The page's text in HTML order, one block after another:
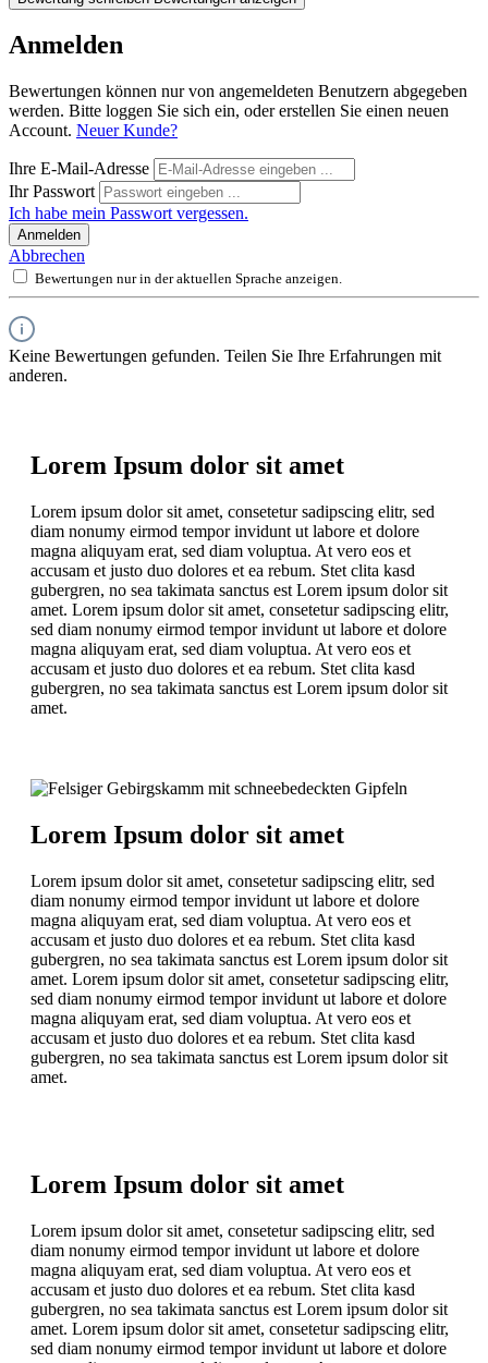
Anmelden
Bewertungen können nur von angemeldeten Benutzern abgegeben
werden. Bitte loggen Sie sich ein, oder erstellen Sie einen neuen
Account. Neuer Kunde?
Ihre E-Mail-Adresse
Ihr Passwort
Ich habe mein Passwort vergessen.
Anmelden
Abbrechen
Bewertungen nur in der aktuellen Sprache anzeigen.
Keine Bewertungen gefunden. Teilen Sie Ihre Erfahrungen mit
anderen.
Lorem Ipsum dolor sit amet
Lorem ipsum dolor sit amet, consetetur sadipscing elitr, sed
diam nonumy eirmod tempor invidunt ut labore et dolore
magna aliquyam erat, sed diam voluptua. At vero eos et
accusam et justo duo dolores et ea rebum. Stet clita kasd
gubergren, no sea takimata sanctus est Lorem ipsum dolor sit
amet. Lorem ipsum dolor sit amet, consetetur sadipscing elitr,
sed diam nonumy eirmod tempor invidunt ut labore et dolore
magna aliquyam erat, sed diam voluptua. At vero eos et
accusam et justo duo dolores et ea rebum. Stet clita kasd
gubergren, no sea takimata sanctus est Lorem ipsum dolor sit
amet.
Lorem Ipsum dolor sit amet
Lorem ipsum dolor sit amet, consetetur sadipscing elitr, sed
diam nonumy eirmod tempor invidunt ut labore et dolore
magna aliquyam erat, sed diam voluptua. At vero eos et
accusam et justo duo dolores et ea rebum. Stet clita kasd
gubergren, no sea takimata sanctus est Lorem ipsum dolor sit
amet. Lorem ipsum dolor sit amet, consetetur sadipscing elitr,
sed diam nonumy eirmod tempor invidunt ut labore et dolore
magna aliquyam erat, sed diam voluptua. At vero eos et
accusam et justo duo dolores et ea rebum. Stet clita kasd
gubergren, no sea takimata sanctus est Lorem ipsum dolor sit
amet.
Lorem Ipsum dolor sit amet
Lorem ipsum dolor sit amet, consetetur sadipscing elitr, sed
diam nonumy eirmod tempor invidunt ut labore et dolore
magna aliquyam erat, sed diam voluptua. At vero eos et
accusam et justo duo dolores et ea rebum. Stet clita kasd
gubergren, no sea takimata sanctus est Lorem ipsum dolor sit
amet. Lorem ipsum dolor sit amet, consetetur sadipscing elitr,
sed diam nonumy eirmod tempor invidunt ut labore et dolore